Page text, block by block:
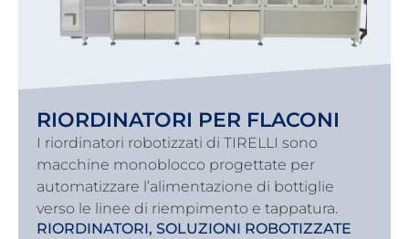
RIORDINATORI PER FLACONI
I riordinatori robotizzati di TIRELLI sono
macchine monoblocco progettate per
automatizzare l’alimentazione di bottiglie
verso le linee di riempimento e tappatura.
RIORDINATORI, SOLUZIONI ROBOTIZZATE